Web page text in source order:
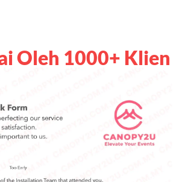
Oleh 1000+ Klien